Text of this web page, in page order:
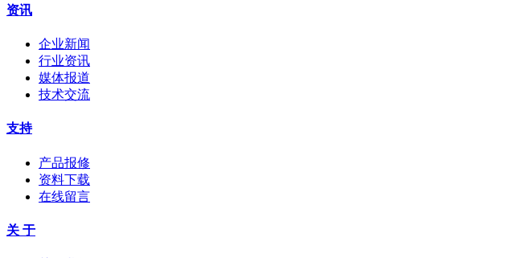
资讯
企业新闻
行业资讯
媒体报道
技术交流
支持
产品报修
资料下载
在线留言
关 于